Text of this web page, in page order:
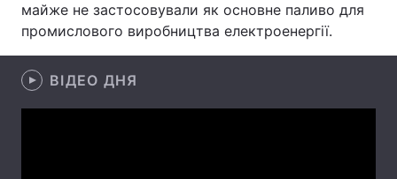
Відео з Youtube Статті
Інтерв'ю Думки
майже не застосовували як основне паливо для
промислового виробництва електроенергії.
ВІДЕО ДНЯ